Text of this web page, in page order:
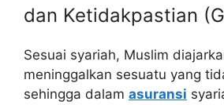
dan Ketidakpastian
Sesuai syariah, Muslim
meninggalkan sesuatu yang
sehingga dalam asuransi